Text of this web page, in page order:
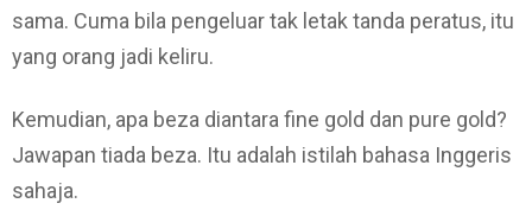
sama. Cuma bila pengeluar tak letak tanda peratus, itu
yang orang jadi keliru.
Kemudian, apa beza diantara fine gold dan pure gold?
Jawapan tiada beza. Itu adalah istilah bahasa Inggeris
sahaja.